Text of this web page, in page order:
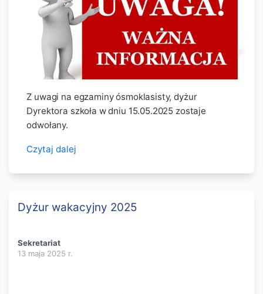
Z uwagi na egzaminy ósmoklasisty, dyżur
Dyrektora szkoła w dniu 15.05.2025 zostaje
odwołany.
Czytaj dalej
Dyżur wakacyjny 2025
Sekretariat
13 maja 2025 r.